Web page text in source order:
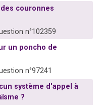
couronnes
n°102359
un poncho de
n°97241
système d'appel à
?